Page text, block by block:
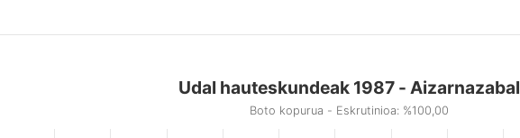
Udal hauteskundeak 1987 - Aizarnazabal
Boto kopurua - Eskrutinioa: %100,00